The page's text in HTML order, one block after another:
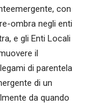
con
ombra negli enti
e gli Enti Locali
il
di parentela
di un
da quando